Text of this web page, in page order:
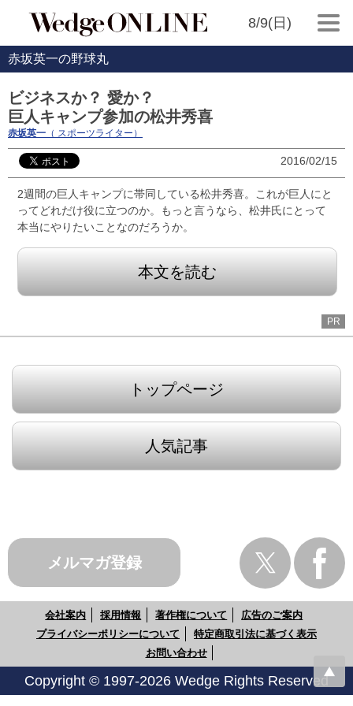
8/9(日)
赤坂英一の野球丸
ビジネスか？ 愛か？
巨人キャンプ参加の松井秀喜
赤坂英一 （ スポーツライター）
2016/02/15
2週間の巨人キャンプに帯同している松井秀喜。これが巨人にと
ってどれだけ役に立つのか。もっと言うなら、松井氏にとって
本当にやりたいことなのだろうか。
本文を読む
PR
トップページ
人気記事
メルマガ登録
会社案内 採用情報 著作権について
広告のご案内
プライバシーポリシーについて
特定商取引法に基づく表示
お問い合わせ
Copyright © 1997-2026 Wedge Rights Reserved